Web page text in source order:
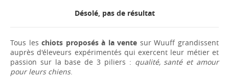
Désolé, pas de résultat
Tous leschiots proposés à la vente sur Wuuff grandissent
auprès d'éleveurs expérimentés qui exercent leur métier et
passion sur la base de 3 piliers : qualité, santé et amour
pour leurs chiens.